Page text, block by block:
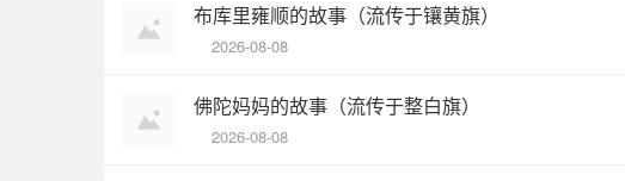
布库里雍顺的故事（流传于镶黄旗）
2026-08-08
佛陀妈妈的故事（流传于整白旗）
2026-08-08